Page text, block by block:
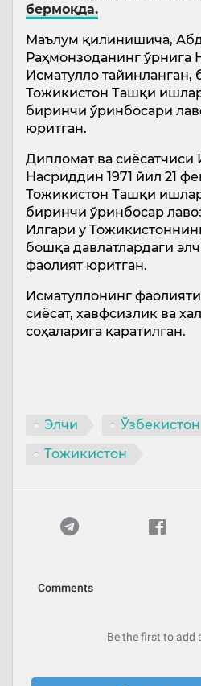
бермоқда.
Маълум қилинишича,
Раҳмонзоданинг ўрнига
Исматулло тайинланган,
Тожикистон Ташқи
биринчи ўринбосари
юритган.
Дипломат ва сиёсатчиси
Насриддин 1971 йил 21
Тожикистон Ташқи
биринчи ўринбосар
Илгари у
бошқа давлатлардаги
фаолият юритган.
Исматуллонинг
сиёсат, хавфсизлик ва
соҳаларига қаратилган.
Элчи Ўзбекистон
Тожикистон